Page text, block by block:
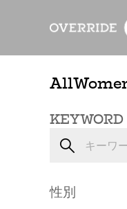
All
KEYWORD
性別